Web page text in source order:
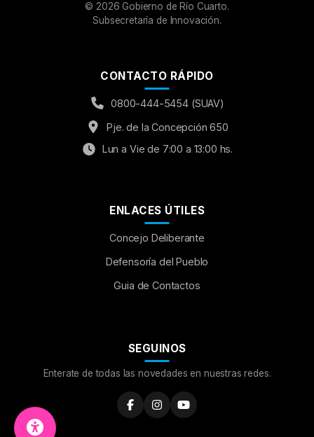
©2026 Gobierno de Río Cuarto.
Subsecretaría de Innovación.
CONTACTO RÁPIDO
0800-444-5454 (SUAV)
Pje. de la Concepción 650
Lun a Vie de 7:00 a 13:00 hs.
ENLACES ÚTILES
Concejo Deliberante
Defensoría del Pueblo
Guia de Contactos
SEGUINOS
Enterate de todas las novedades en nuestras redes.
Aumentar Fuente
OFF
Leer al pasar el mouse